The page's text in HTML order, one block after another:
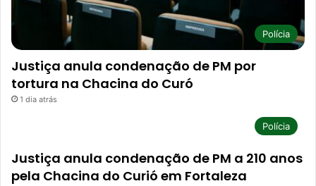
Polícia
Justiça anula condenação de PM por
tortura na Chacina do Curó
1 dia atrás
Polícia
Justiça anula condenação de PM a 210 anos
pela Chacina do Curió em Fortaleza